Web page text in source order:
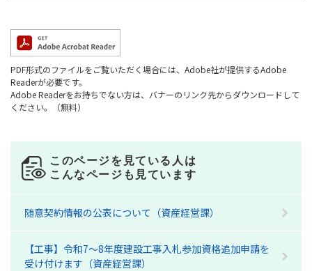
PDF形式のファイルをご覧いただく場合には、Adobe社が提供するAdobe
Readerが必要です。
Adobe Readerをお持ちでない方は、バナーのリンク先からダウンロードして
ください。（無料）
このページを見ている人は
こんなページも見ています
随意契約情報の公表について（資産経営課）
【工事】令和7～8年度建設工事入札参加資格追加申請を
受け付けます（資産経営課）